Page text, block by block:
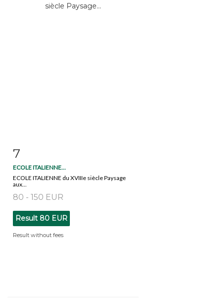
7
ECOLE ITALIENNE...
ECOLE ITALIENNE du XVIIIe siècle Paysage
aux...
80 - 150 EUR
Result 80 EUR
Result without fees